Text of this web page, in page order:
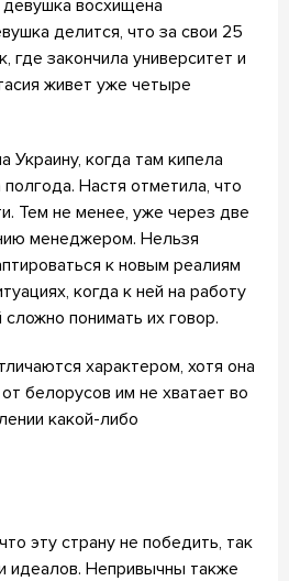
восхищена
делится, что за свои 25
закончила университет и
живет уже четыре
Украину, когда там кипела
Настя отметила, что
Тем не менее, уже через две
менеджером. Нельзя
к новым реалиям
когда к ней на работу
понимать их говор.
характером, хотя она
белорусов им не хватает во
какой-либо
эту страну не победить, так
идеалов. Непривычны также